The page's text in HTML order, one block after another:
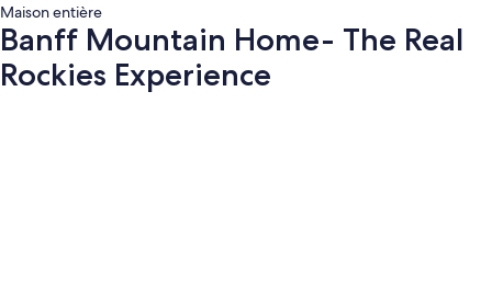
Maison entière
Banff Mountain Home- The Real
Rockies Experience